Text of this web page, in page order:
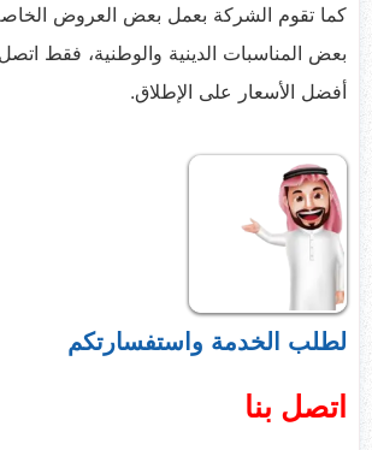
كما تقوم الشركة بعمل بعض العروض
بعض المناسبات الدينية والوطنية، فقط
أفضل الأسعار على الإطلاق.
لطلب الخدمة واستفسارتكم
اتصل بنا